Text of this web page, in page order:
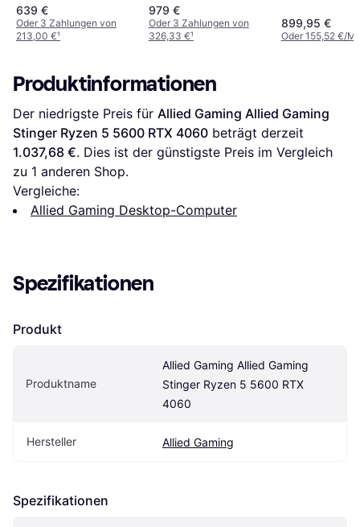
639 €
Oder 3 Zahlungen von
213,00 €¹
979 €
Oder 3 Zahlungen von
326,33 €¹
899,95 €
Oder 155,52 €/
Produktinformationen
Der niedrigste Preis für Allied Gaming Allied Gaming
Stinger Ryzen 5 5600 RTX 4060
1.037,68 €. Dies ist der günstigste Preis im Vergleich
zu 1 anderen Shop.
Vergleiche:
Allied Gaming Desktop-Computer
Spezifikationen
Produkt
Produktname
Allied Gaming Allied Gaming
Stinger Ryzen 5 5600 RTX
4060
Hersteller Allied Gaming
Spezifikationen